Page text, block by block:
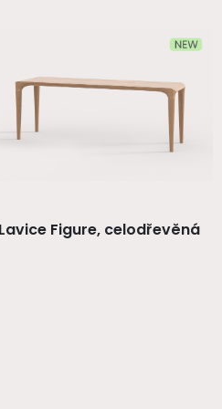
Lavice Figure, celodřevěná